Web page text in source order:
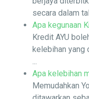
secara dalam
Apa kegunaan
Kredit AYU
kelebihan yang
...
Apa kelebihan
Memudahkan